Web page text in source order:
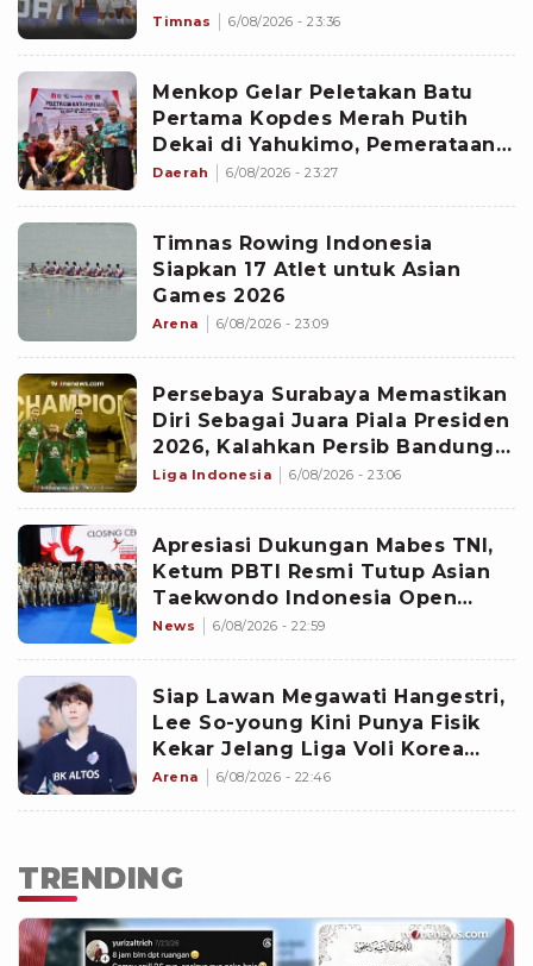
Gila Bisa Terulang
Timnas 6/08/2026 - 23:36
Menkop Gelar Peletakan Batu
Pertama Kopdes Merah Putih
Dekai di Yahukimo, Pemerataan
Ekonomi di Papua Diperkuat
Daerah 6/08/2026 - 23:27
Timnas Rowing Indonesia
Siapkan 17 Atlet untuk Asian
Games 2026
Arena 6/08/2026 - 23:09
Persebaya Surabaya Memastikan
Diri Sebagai Juara Piala Presiden
2026, Kalahkan Persib Bandung
Lewat Adu Penalti
Liga Indonesia 6/08/2026 - 23:06
Apresiasi Dukungan Mabes TNI,
Ketum PBTI Resmi Tutup Asian
Taekwondo Indonesia Open
Championships 2026
News 6/08/2026 - 22:59
Siap Lawan Megawati Hangestri,
Lee So-young Kini Punya Fisik
Kekar Jelang Liga Voli Korea
2026-2027
Arena 6/08/2026 - 22:46
TRENDING